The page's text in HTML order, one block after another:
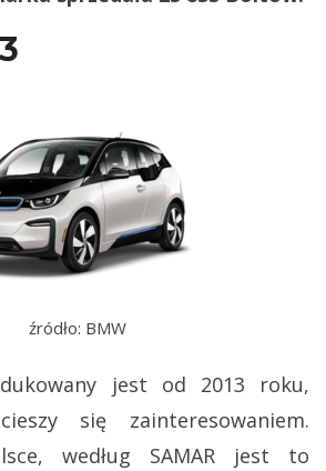
źródło: BMW
jest od 2013 roku,
się zainteresowaniem.
według SAMAR jest to